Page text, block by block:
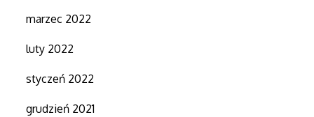
marzec 2022
luty 2022
styczeń 2022
grudzień 2021